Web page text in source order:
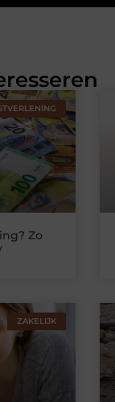
Zo
ZAKELIJK